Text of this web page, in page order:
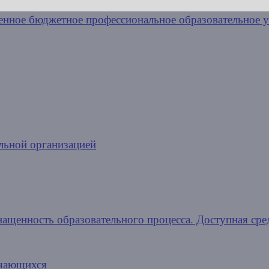
организацией
образовательного процесса. Доступная